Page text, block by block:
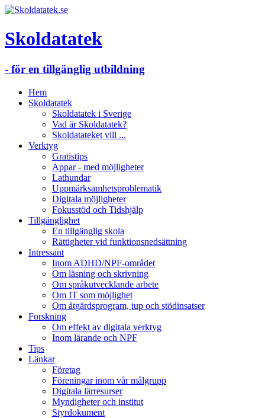
Skoldatatek
- för en tillgänglig utbildning
Hem
Skoldatatek
Skoldatatek i Sverige
Vad är Skoldatatek?
Skoldatateket vill ...
Verktyg
Gratistips
Appar - med möjligheter
Lathundar
Uppmärksamhetsproblematik
Digitala möjligheter
Fokusstöd och Tidshjälp
Tillgänglighet
En tillgänglig skola
Rättigheter vid funktionsnedsättning
Intressant
Inom ADHD/NPF-området
Om läsning och skrivning
Om språkutvecklande arbete
Om IT som möjlighet
Om åtgärdsprogram, iup och stödinsatser
Forskning
Om effekt av digitala verktyg
Inom lärande och NPF
Tips
Länkar
Företag
Föreningar inom vår målgrupp
Digitala lärresurser
Myndigheter och institut
Styrdokument